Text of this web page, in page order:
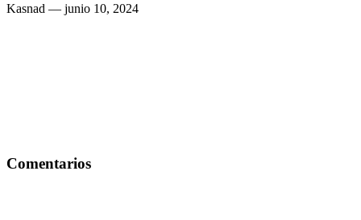
Kasnad — junio 10, 2024
Comentarios